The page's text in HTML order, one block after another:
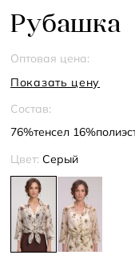
Рубашка
Оптовая цена:
Показать цену
Состав:
76%тенсел
Цвет: Серый